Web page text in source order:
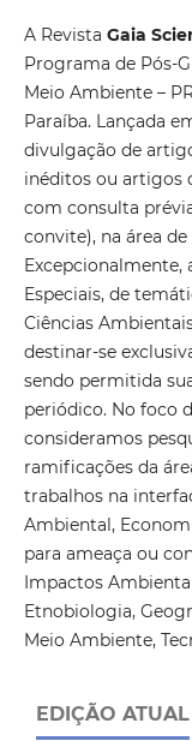
A Revista Gaia
Programa de Pós-
Meio Ambiente –
Paraíba. Lançada
divulgação de
inéditos ou artigos
com consulta
convite), na área
Excepcionalmente,
Especiais, de
Ciências
destinar-se
sendo permitida
periódico. No foco
consideramos
ramificações da
trabalhos na
Ambiental,
para ameaça ou
Impactos
Etnobiologia,
Meio Ambiente,
EDIÇÃO ATUAL